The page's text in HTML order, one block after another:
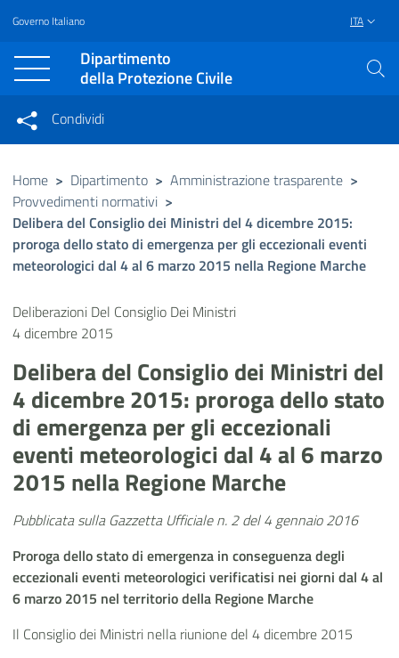
Vai al contenuto principale
Raggiungi il piè di pagina
Governo Italiano ITA
Dipartimento
della Protezione Civile
Condividi su Facebook
Condividi su Twitter
Condividi su LinkedIn
Condividi
Condividi sui social network
Home > Dipartimento > Amministrazione trasparente >
Provvedimenti normativi >
Delibera del Consiglio dei Ministri del 4 dicembre 2015:
proroga dello stato di emergenza per gli eccezionali eventi
meteorologici dal 4 al 6 marzo 2015 nella Regione Marche
Deliberazioni Del Consiglio Dei Ministri
4 dicembre 2015
Delibera del Consiglio dei Ministri del
4 dicembre 2015: proroga dello stato
di emergenza per gli eccezionali
eventi meteorologici dal 4 al 6 marzo
2015 nella Regione Marche
Pubblicata sulla Gazzetta Ufficiale n. 2 del 4 gennaio 2016
Proroga dello stato di emergenza in conseguenza degli
eccezionali eventi meteorologici verificatisi nei giorni dal 4 al
6 marzo 2015 nel territorio della Regione Marche
Il Consiglio dei Ministri nella riunione del 4 dicembre 2015